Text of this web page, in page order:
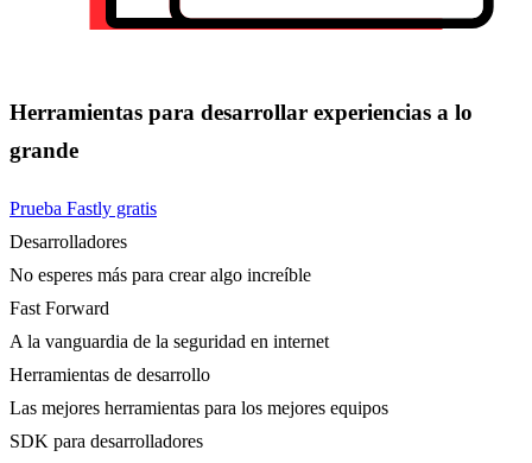
Herramientas para desarrollar experiencias a lo
grande
Prueba Fastly gratis
Desarrolladores
No esperes más para crear algo increíble
Fast Forward
A la vanguardia de la seguridad en internet
Herramientas de desarrollo
Las mejores herramientas para los mejores equipos
SDK para desarrolladores